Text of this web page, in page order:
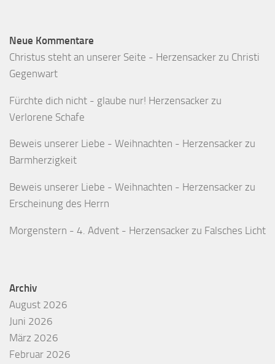
Neue Kommentare
Christus steht an unserer Seite - Herzensacker zu Christi
Gegenwart
Fürchte dich nicht - glaube nur! Herzensacker zu
Verlorene Schafe
Beweis unserer Liebe - Weihnachten - Herzensacker zu
Barmherzigkeit
Beweis unserer Liebe - Weihnachten - Herzensacker zu
Erscheinung des Herrn
Morgenstern - 4. Advent - Herzensacker zu Falsches Licht
Archiv
August 2026
Juni 2026
März 2026
Februar 2026